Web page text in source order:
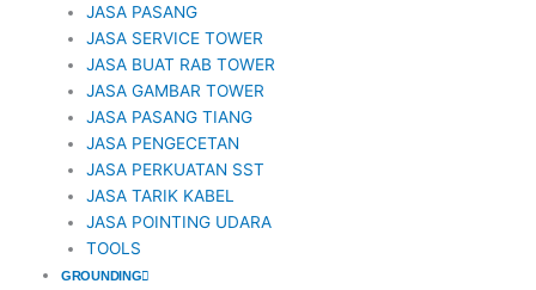
JASA PASANG
JASA SERVICE TOWER
JASA BUAT RAB TOWER
JASA GAMBAR TOWER
JASA PASANG TIANG
JASA PENGECETAN
JASA PERKUATAN SST
JASA TARIK KABEL
JASA POINTING UDARA
TOOLS
GROUNDING